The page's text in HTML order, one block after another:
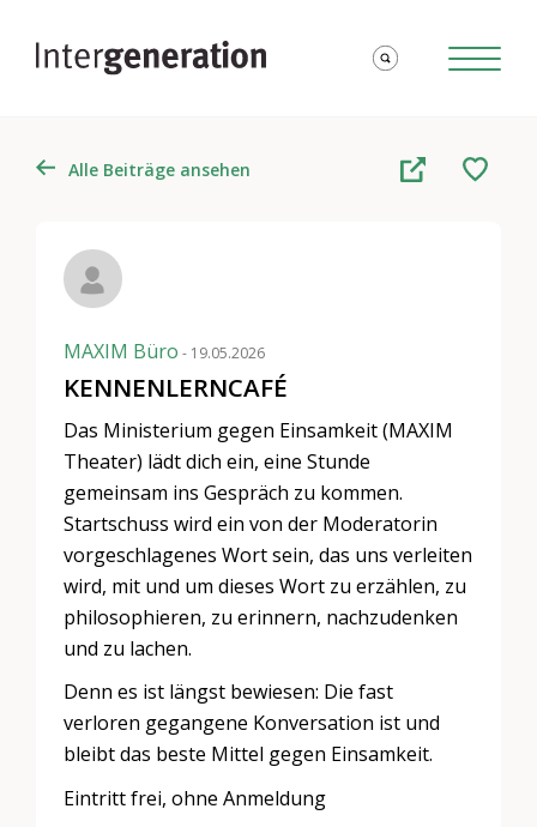
Alle Beiträge ansehen
MAXIM Büro - 19.05.2026
KENNENLERNCAFÉ
Das Ministerium gegen Einsamkeit (MAXIM
Theater) lädt dich ein, eine Stunde
gemeinsam ins Gespräch zu kommen.
Startschuss wird ein von der Moderatorin
vorgeschlagenes Wort sein, das uns verleiten
wird, mit und um dieses Wort zu erzählen, zu
philosophieren, zu erinnern, nachzudenken
und zu lachen.
Denn es ist längst bewiesen: Die fast
verloren gegangene Konversation ist und
bleibt das beste Mittel gegen Einsamkeit.
Eintritt frei, ohne Anmeldung